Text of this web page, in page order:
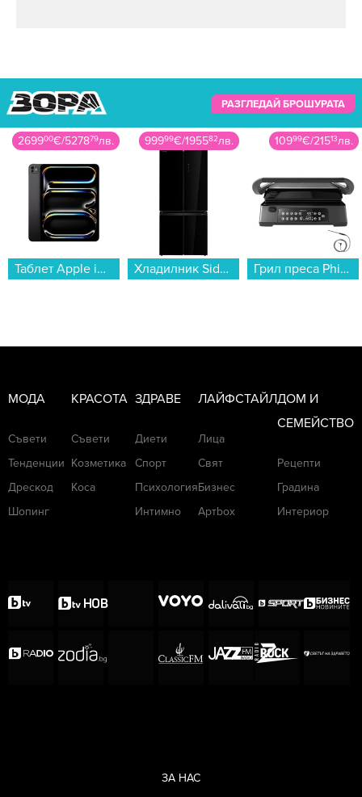
РАЗГЛЕДАЙ БРОШУРАТА
269900€/527879лв.
Таблет Apple iPad Pro 13" Wi-Fi 2TB nano Space Black mdyv4 , 12 GB, 2000 GB...
99999€/195582лв.
Хладилник Side-by-Side Toshiba GR-RF677WI-PGJ(22) , 515 l, E , No Frost , Черен...
10999€/21513лв.
Грил преса Philips HD6307/70...
МОДА
Съвети
Тенденции
Дрескод
Шопинг
КРАСОТА
Съвети
Козметика
Коса
ЗДРАВЕ
Диети
Спорт
Психология
Интимно
ЛАЙФСТАЙЛ
Лица
Свят
Бизнес
Артbox
ДОМ И
СЕМЕЙСТВО
Рецепти
Градина
Интериор
ЗА НАС